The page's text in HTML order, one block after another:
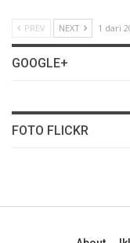
PREV NEXT 1 dari
GOOGLE+
FOTO FLICKR